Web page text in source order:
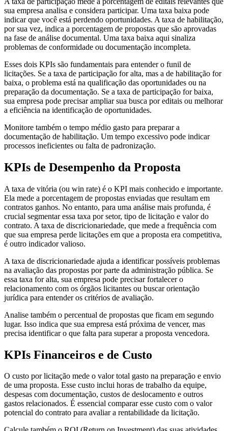
sua empresa analisa e considera participar. Uma taxa baixa pode
indicar que você está perdendo oportunidades. A taxa de habilitação,
por sua vez, indica a porcentagem de propostas que são aprovadas
na fase de análise documental. Uma taxa baixa aqui sinaliza
problemas de conformidade ou documentação incompleta.
Esses dois KPIs são fundamentais para entender o funil de
licitações. Se a taxa de participação for alta, mas a de habilitação for
baixa, o problema está na qualificação das oportunidades ou na
preparação da documentação. Se a taxa de participação for baixa,
sua empresa pode precisar ampliar sua busca por editais ou melhorar
a eficiência na identificação de oportunidades.
Monitore também o tempo médio gasto para preparar a
documentação de habilitação. Um tempo excessivo pode indicar
processos ineficientes ou falta de padronização.
KPIs de Desempenho da Proposta
A taxa de vitória (ou win rate) é o KPI mais conhecido e importante.
Ela mede a porcentagem de propostas enviadas que resultam em
contratos ganhos. No entanto, para uma análise mais profunda, é
crucial segmentar essa taxa por setor, tipo de licitação e valor do
contrato. A taxa de discricionariedade, que mede a frequência com
que sua empresa perde licitações em que a proposta era competitiva,
é outro indicador valioso.
A taxa de discricionariedade ajuda a identificar possíveis problemas
na avaliação das propostas por parte da administração pública. Se
essa taxa for alta, sua empresa pode precisar fortalecer o
relacionamento com os órgãos licitantes ou buscar orientação
jurídica para entender os critérios de avaliação.
Analise também o percentual de propostas que ficam em segundo
lugar. Isso indica que sua empresa está próxima de vencer, mas
precisa identificar o que falta para superar a proposta vencedora.
KPIs Financeiros e de Custo
O custo por licitação mede o valor total gasto na preparação e envio
de uma proposta. Esse custo inclui horas de trabalho da equipe,
despesas com documentação, custos de deslocamento e outros
gastos relacionados. É essencial comparar esse custo com o valor
potencial do contrato para avaliar a rentabilidade da licitação.